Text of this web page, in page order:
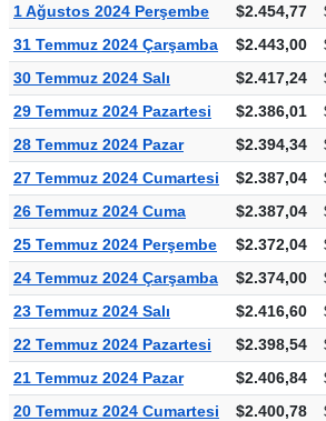
1 Ağustos 2024 Perşembe
$2.454,77
31 Temmuz 2024 Çarşamba
$2.443,00
30 Temmuz 2024 Salı
$2.417,24
29 Temmuz 2024 Pazartesi
$2.386,01
28 Temmuz 2024 Pazar
$2.394,34
27 Temmuz 2024 Cumartesi
$2.387,04
26 Temmuz 2024 Cuma
$2.387,04
25 Temmuz 2024 Perşembe
$2.372,04
24 Temmuz 2024 Çarşamba
$2.374,00
23 Temmuz 2024 Salı
$2.416,60
22 Temmuz 2024 Pazartesi
$2.398,54
21 Temmuz 2024 Pazar
$2.406,84
20 Temmuz 2024 Cumartesi
$2.400,78